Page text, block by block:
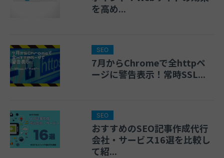
を高め...
SEO
7月からChromeで全httpペ
ージに警告表示！常時SSL...
SEO
おすすめのSEO記事作成代行
会社・サービス16選を比較し
て紹...